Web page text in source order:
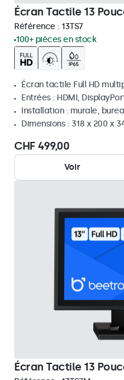
Écran Tactile 13
Référence : 13TS7
100+ pièces en stock
Écran tactile Full HD
Entrées : HDMI,
Installation : murale,
Dimensions : 318 x 200 x
CHF 499,00
Voir
Écran Tactile 13